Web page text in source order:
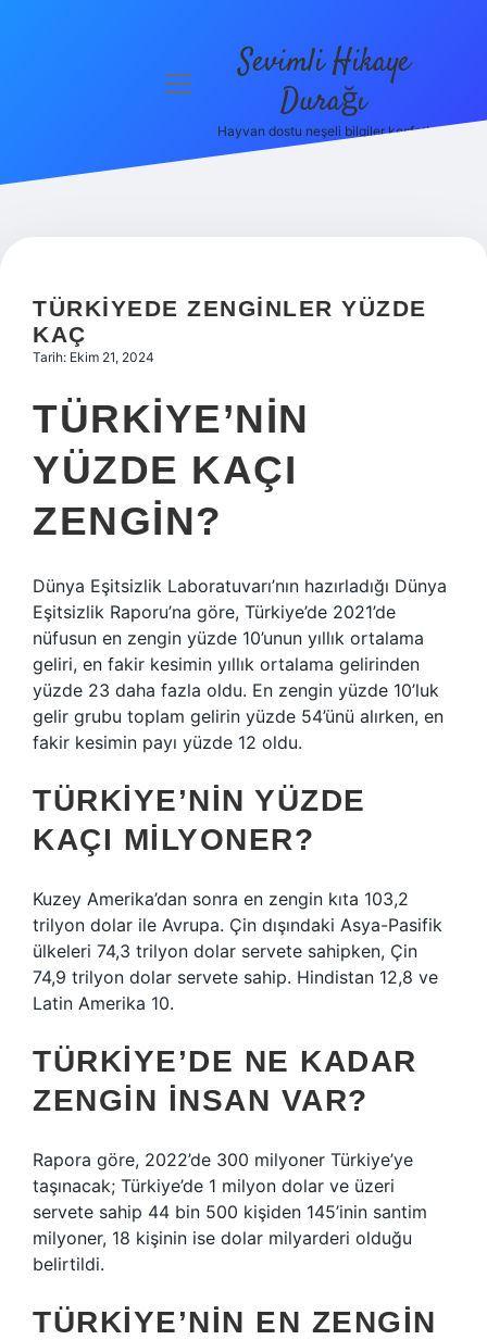
Hakkımızda
menüyü
Sevimli Hikaye
Durağı
Hayvan dostu neşeli bilgiler keşfet!
TÜRKIYEDE ZENGINLER YÜZDE
KAÇ
Tarih: Ekim 21, 2024
TÜRKIYE’NIN
YÜZDE KAÇI
ZENGIN?
Dünya Eşitsizlik Laboratuvarı’nın hazırladığı Dünya
Eşitsizlik Raporu’na göre, Türkiye’de 2021’de
nüfusun en zengin yüzde 10’unun yıllık ortalama
geliri, en fakir kesimin yıllık ortalama gelirinden
yüzde 23 daha fazla oldu. En zengin yüzde 10’luk
gelir grubu toplam gelirin yüzde 54’ünü alırken, en
fakir kesimin payı yüzde 12 oldu.
TÜRKIYE’NIN YÜZDE
KAÇI MILYONER?
Kuzey Amerika’dan sonra en zengin kıta 103,2
trilyon dolar ile Avrupa. Çin dışındaki Asya-Pasifik
ülkeleri 74,3 trilyon dolar servete sahipken, Çin
74,9 trilyon dolar servete sahip. Hindistan 12,8 ve
Latin Amerika 10.
TÜRKIYE’DE NE KADAR
ZENGIN INSAN VAR?
Rapora göre, 2022’de 300 milyoner Türkiye’ye
taşınacak; Türkiye’de 1 milyon dolar ve üzeri
servete sahip 44 bin 500 kişiden 145’inin santim
milyoner, 18 kişinin ise dolar milyarderi olduğu
belirtildi.
TÜRKIYE’NIN EN ZENGIN